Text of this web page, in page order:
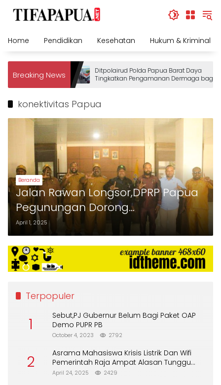
Home
Pendidikan Kesehatan Hukum & Kriminal
Breaking News
Ditpolairud Polda Papua Barat Daya
Tingkatkan Pengamanan Dermaga bagi
Wisatawan
konektivitas Papua
Beranda
Jalan Rawan Longsor,DPRP Papua
Pegunungan Dorong
Pembangunan Jalur Baru
April 1, 2025
Terpopuler
1
Sebut,PJ Gubernur Belum Bagi Paket OAP
Demo PUPR PB
October 4, 2023 2792
2
Asrama Mahasiswa Krisis Listrik Dan Wifi
Pemerintah Raja Ampat Alasan Tunggu
DPA
April 24, 2025 2429